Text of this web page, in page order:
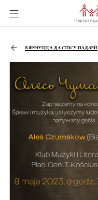
ВЯРНУЦЦА ДА СПІСУ ПАДЗЕЙ